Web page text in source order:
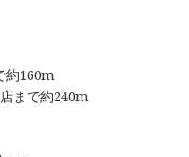
約160m
まで約240m